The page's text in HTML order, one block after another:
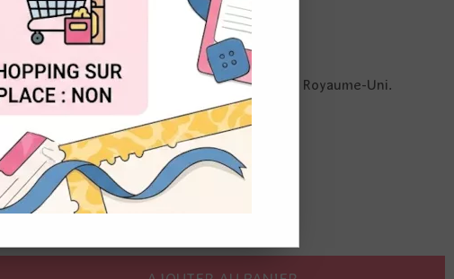
transparents de haute qualité, fabriqués au Royaume-Uni.
fleurs
TOUT